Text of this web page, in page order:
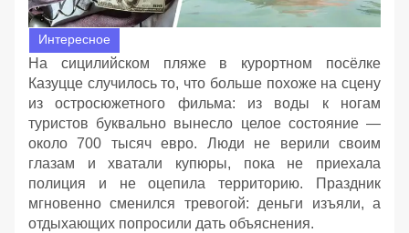
Интересное
На сицилийском пляже в курортном посёлке
Казуцце случилось то, что больше похоже на сцену
из остросюжетного фильма: из воды к ногам
туристов буквально вынесло целое состояние —
около 700 тысяч евро. Люди не верили своим
глазам и хватали купюры, пока не приехала
полиция и не оцепила территорию. Праздник
мгновенно сменился тревогой: деньги изъяли, а
отдыхающих попросили дать объяснения.